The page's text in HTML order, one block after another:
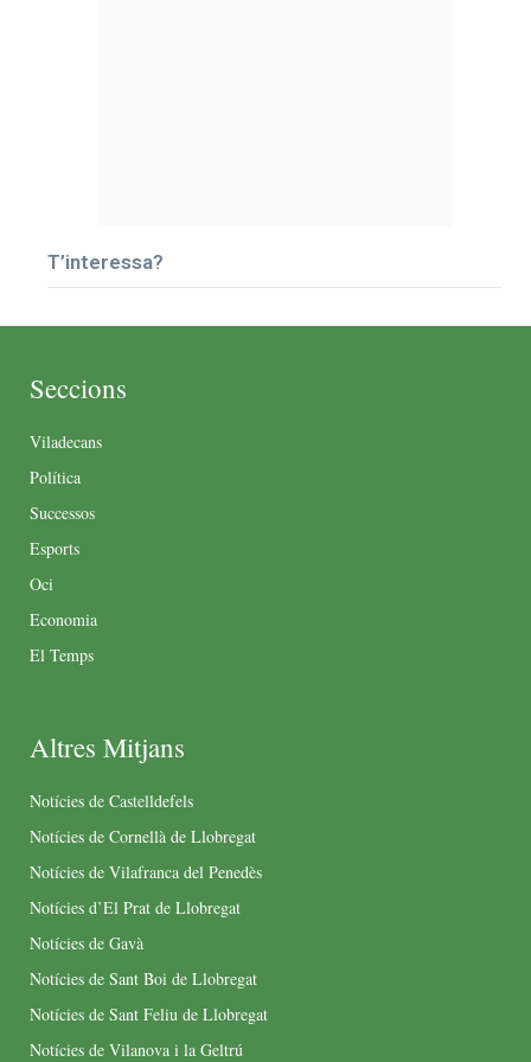
T’interessa?
Seccions
Viladecans
Política
Successos
Esports
Oci
Economia
El Temps
Altres Mitjans
Notícies de Castelldefels
Notícies de Cornellà de Llobregat
Notícies de Vilafranca del Penedès
Notícies d’El Prat de Llobregat
Notícies de Gavà
Notícies de Sant Boi de Llobregat
Notícies de Sant Feliu de Llobregat
Notícies de Vilanova i la Geltrú